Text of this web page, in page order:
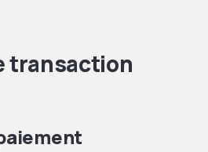
transaction